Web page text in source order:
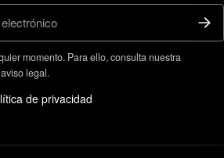
momento. Para ello, consulta nuestra
legal.
de privacidad